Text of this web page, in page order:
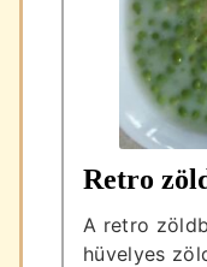
Retro
A retro
hüvelyes